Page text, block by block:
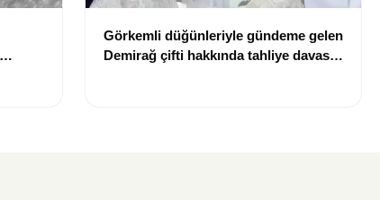
Görkemli düğünleriyle gündeme gelen
Demirağ çifti hakkında tahliye davası